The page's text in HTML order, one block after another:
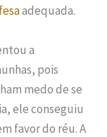
adequada.
a
pois
medo de se
ele conseguiu
favor do réu. A